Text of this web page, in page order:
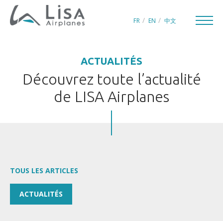
FR EN 中文
CRÉATEUR D’AVIONS DE PLAISANCE
QUÊTE DE PERFECTION
ACTUALITÉS
Découvrez toute l’actualité
de LISA Airplanes
TOUS LES ARTICLES
ACTUALITÉS